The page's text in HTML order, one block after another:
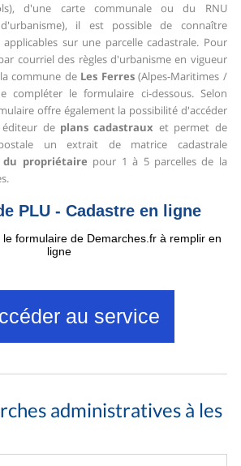
d'une carte communale ou du RNU
il est possible de connaître
sur une parcelle cadastrale. Pour
courriel des règles d'urbanisme en vigueur
commune de Les Ferres(Alpes-Maritimes /
compléter le formulaire ci-dessous.Selon
offre également la possibilité d'accéder
de plans cadastraux et permet de
un extrait de matrice cadastrale
du propriétaire pour 1 à 5 parcelles de la
administratives à les